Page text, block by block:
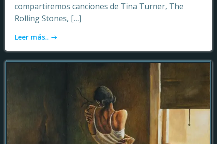
compartiremos canciones de Tina Turner, The
Rolling Stones, […]
Leer más..